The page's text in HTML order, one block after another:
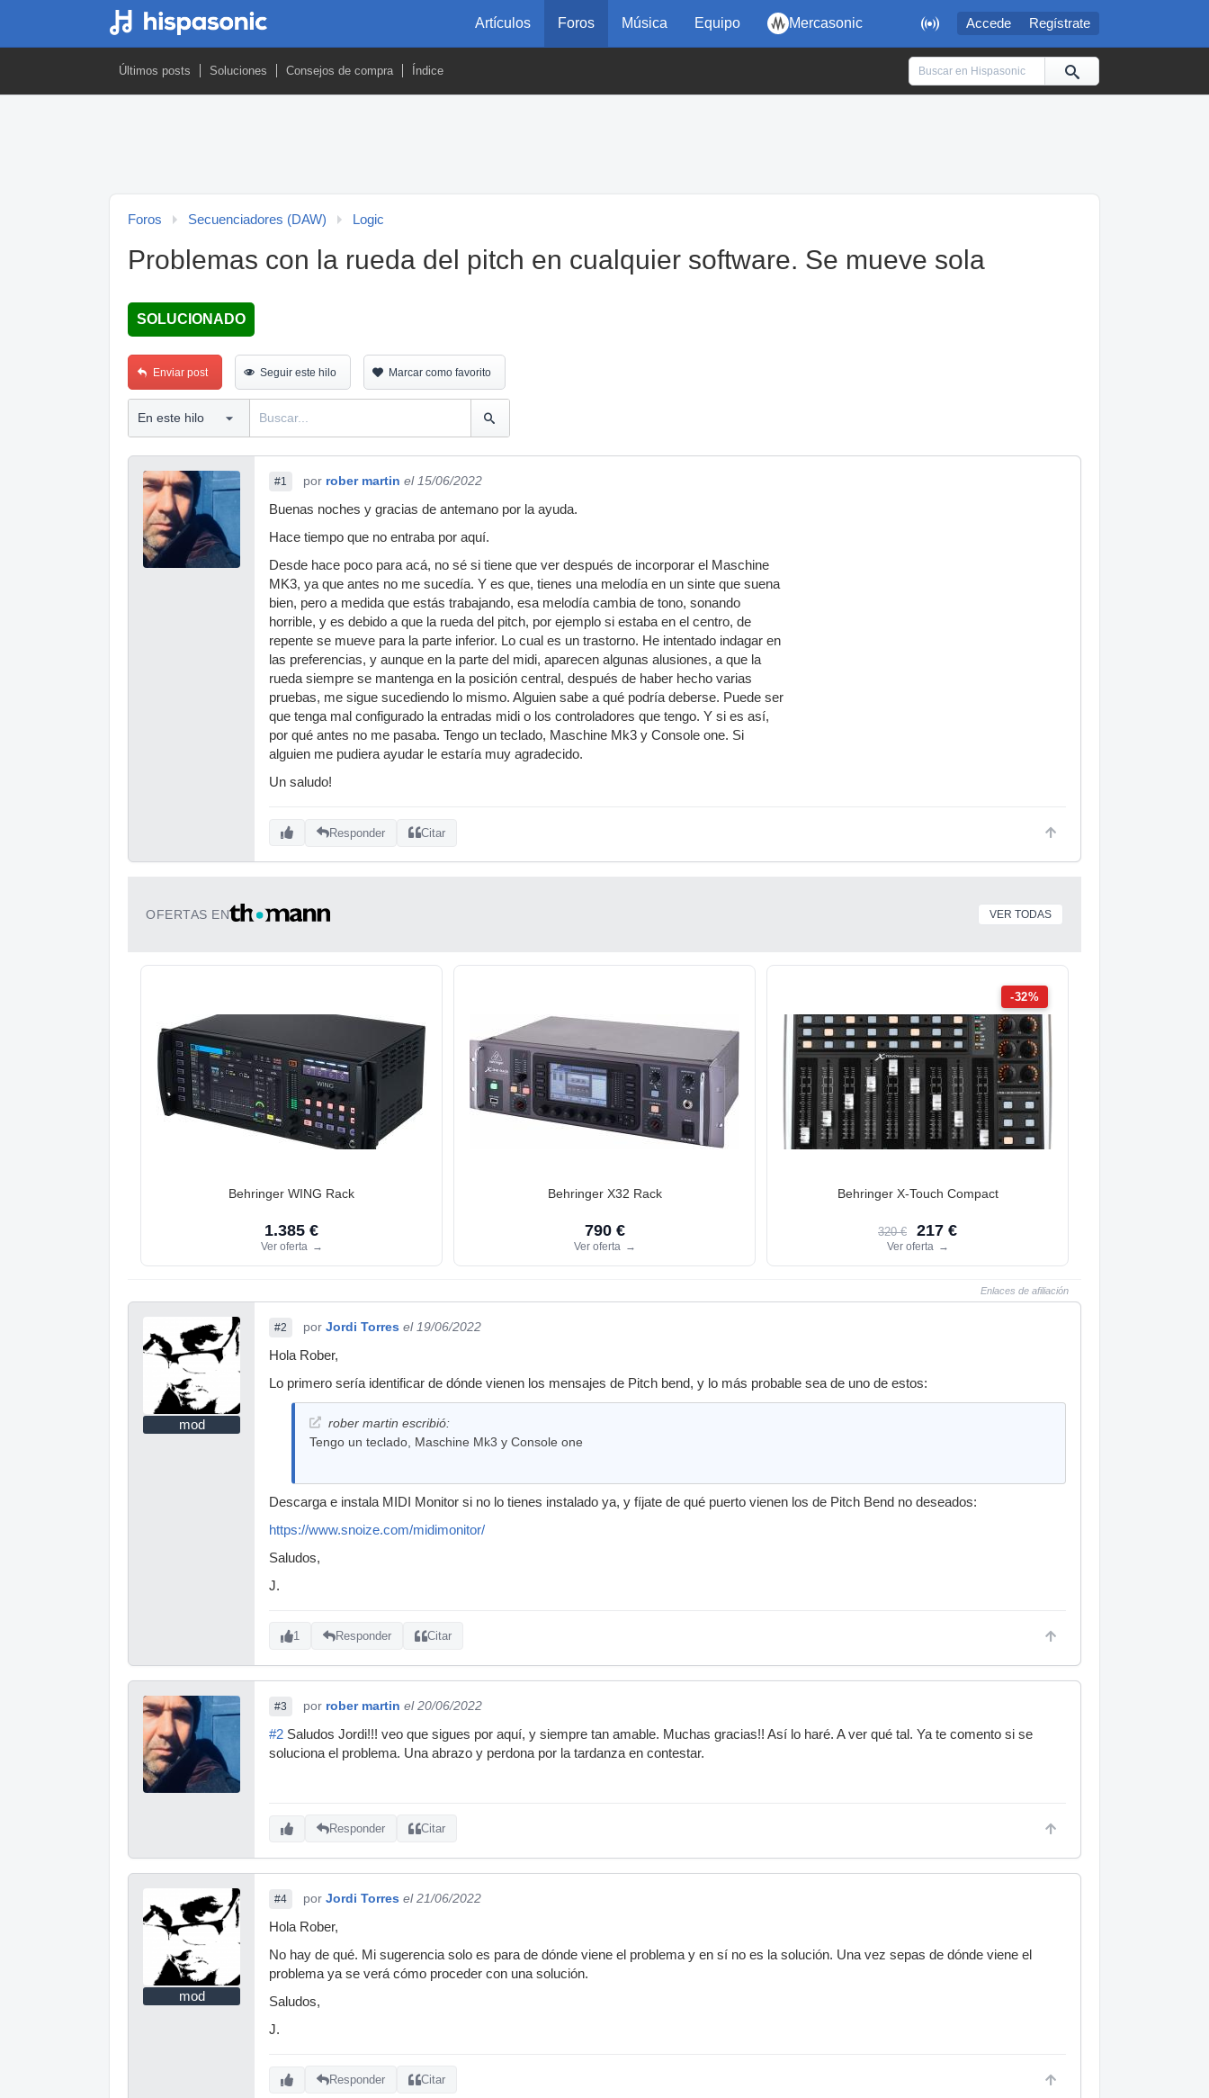
 Accede Regístrate
Artículos Foros Música Equipo Mercasonic
Últimos posts Soluciones Consejos de compra Índice
Foros Secuenciadores (DAW) Logic
Problemas con la rueda del pitch en cualquier software. Se mueve sola
SOLUCIONADO
Enviar post Seguir este hilo Marcar como favorito
#1 por rober martin el 15/06/2022
Buenas noches y gracias de antemano por la ayuda.
Hace tiempo que no entraba por aquí.
Desde hace poco para acá, no sé si tiene que ver después de incorporar el Maschine
MK3, ya que antes no me sucedía. Y es que, tienes una melodía en un sinte que suena
bien, pero a medida que estás trabajando, esa melodía cambia de tono, sonando
horrible, y es debido a que la rueda del pitch, por ejemplo si estaba en el centro, de
repente se mueve para la parte inferior. Lo cual es un trastorno. He intentado indagar en
las preferencias, y aunque en la parte del midi, aparecen algunas alusiones, a que la
rueda siempre se mantenga en la posición central, después de haber hecho varias
pruebas, me sigue sucediendo lo mismo. Alguien sabe a qué podría deberse. Puede ser
que tenga mal configurado la entradas midi o los controladores que tengo. Y si es así,
por qué antes no me pasaba. Tengo un teclado, Maschine Mk3 y Console one. Si
alguien me pudiera ayudar le estaría muy agradecido.
Un saludo!
Responder Citar
OFERTAS EN VER TODAS
Behringer WING Rack
1.385 €
Ver oferta →
Behringer X32 Rack
790 €
Ver oferta →
-32%
Behringer X-Touch Compact
320 € 217 €
Ver oferta →
Enlaces de afiliación
mod
#2 por Jordi Torres el 19/06/2022
Hola Rober,
Lo primero sería identificar de dónde vienen los mensajes de Pitch bend, y lo más probable sea de uno de estos:
rober martin escribió:
Tengo un teclado, Maschine Mk3 y Console one
Descarga e instala MIDI Monitor si no lo tienes instalado ya, y fíjate de qué puerto vienen los de Pitch Bend no deseados:
https://www.snoize.com/midimonitor/
Saludos,
J.
1 Responder Citar
#3 por rober martin el 20/06/2022
#2 Saludos Jordi!!! veo que sigues por aquí, y siempre tan amable. Muchas gracias!! Así lo haré. A ver qué tal. Ya te comento si se
soluciona el problema. Una abrazo y perdona por la tardanza en contestar.
Responder Citar
mod
#4 por Jordi Torres el 21/06/2022
Hola Rober,
No hay de qué. Mi sugerencia solo es para de dónde viene el problema y en sí no es la solución. Una vez sepas de dónde viene el
problema ya se verá cómo proceder con una solución.
Saludos,
J.
Responder Citar